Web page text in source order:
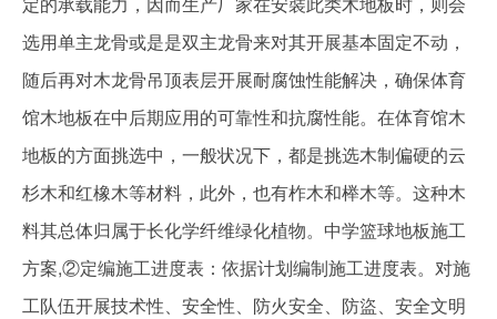
选用单主龙骨或是是双主龙骨来对其开展基本固定不动，
随后再对木龙骨吊顶表层开展耐腐蚀性能解决，确保体育
馆木地板在中后期应用的可靠性和抗腐性能。在体育馆木
地板的方面挑选中，一般状况下，都是挑选木制偏硬的云
杉木和红橡木等材料，此外，也有柞木和榉木等。这种木
料其总体归属于长化学纤维绿化植物。中学篮球地板施工
方案,②定编施工进度表：依据计划编制施工进度表。对施
工队伍开展技术性、安全性、防火安全、防盜、安全文明